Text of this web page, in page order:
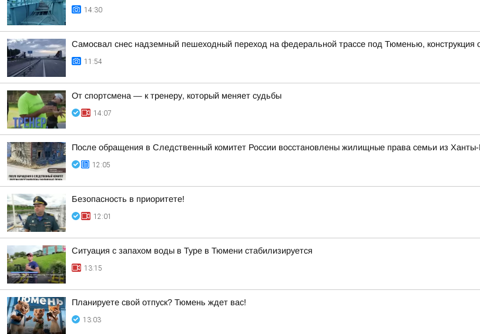
14:30
Самосвал снес надземный пешеходный переход на федеральной трассе под Тюменью, конструкция
11:54
От спортсмена — к тренеру, который меняет судьбы
14:07
После обращения в Следственный комитет России восстановлены жилищные права семьи из Ханты-
12:05
Безопасность в приоритете!
12:01
Ситуация с запахом воды в Туре в Тюмени стабилизируется
13:15
Планируете свой отпуск? Тюмень ждет вас!
13:03